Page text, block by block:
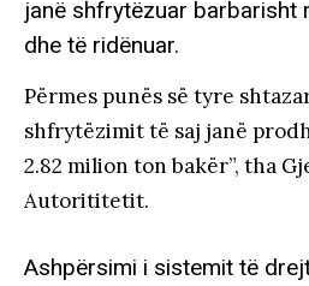
janë shfrytëzuar barbarisht
dhe të ridënuar.
Përmes punës së tyre
shfrytëzimit të saj janë
2.82 milion ton bakër”, tha
Autorititetit.
Ashpërsimi i sistemit të